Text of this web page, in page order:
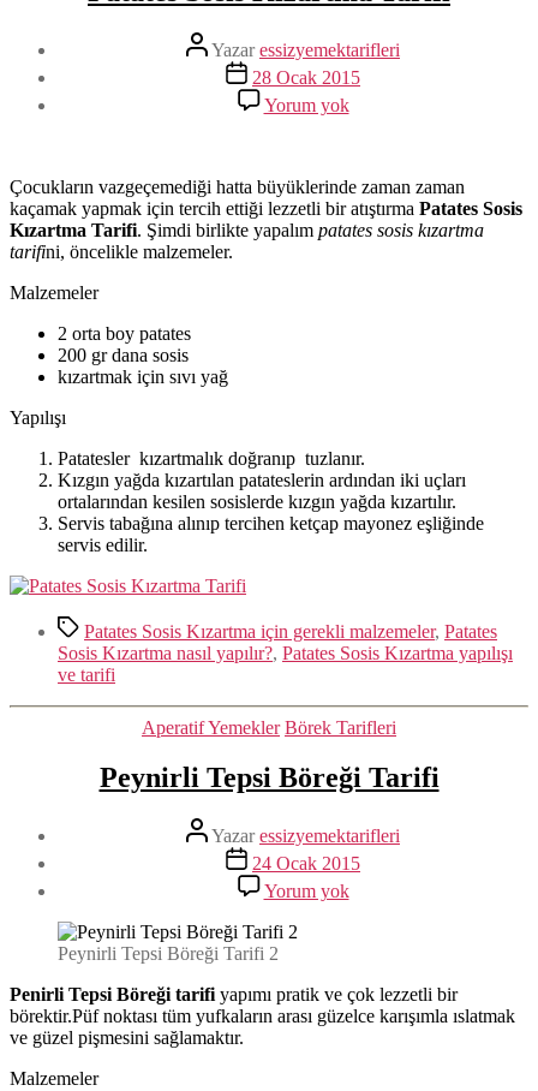
Yazının
yazarı
Yazaressizyemektarifleri
Yazı
tarihi
28 Ocak 2015
Yorum yokPatates
Sosis
Çocukların vazgeçemediği hatta büyüklerinde zaman zaman
kaçamak yapmak için tercih ettiği lezzetli bir atıştırma Patates Sosis
Kızartma Tarifi. Şimdi birlikte yapalım patates sosis kızartma
tarifini, öncelikle malzemeler.
Malzemeler
2 orta boy patates
200 gr dana sosis
kızartmak için sıvı yağ
Yapılışı
Patatesler kızartmalık doğranıp tuzlanır.
Kızgın yağda kızartılan patateslerin ardından iki uçları
ortalarından kesilen sosislerde kızgın yağda kızartılır.
Servis tabağına alınıp tercihen ketçap mayonez eşliğinde
servis edilir.
Etiketler
Patates Sosis Kızartma için gerekli malzemeler, Patates
Sosis Kızartma nasıl yapılır?, Patates Sosis Kızartma yapılışı
ve tarifi
Kategoriler
Aperatif Yemekler Börek Tarifleri
Peynirli Tepsi Böreği Tarifi
Yazının
yazarı
Yazaressizyemektarifleri
Yazı
tarihi
24 Ocak 2015
Yorum yokPeynirli
Tepsi
Peynirli Tepsi Böreği Tarifi 2
Penirli Tepsi Böreği tarifi yapımı pratik ve çok lezzetli bir
börektir.Püf noktası tüm yufkaların arası güzelce karışımla ıslatmak
ve güzel pişmesini sağlamaktır.
Malzemeler